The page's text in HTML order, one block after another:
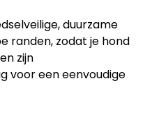
duurzame
randen, zodat je hond
zijn
voor een eenvoudige